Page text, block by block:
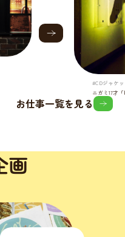
#CDジャケ
ニガミ17才
お仕事一覧を見る
画